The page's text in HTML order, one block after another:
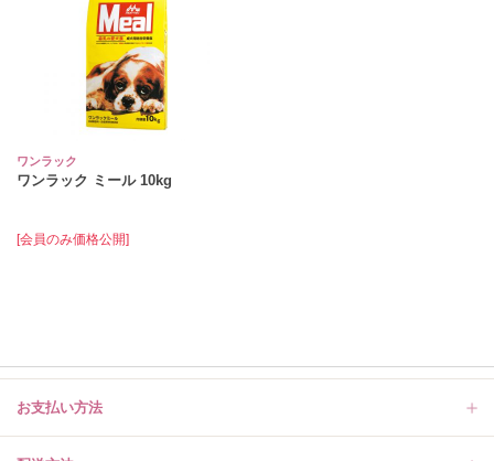
ワンラック
ワンラック ミール 10kg
[会員のみ価格公開]
お支払い方法